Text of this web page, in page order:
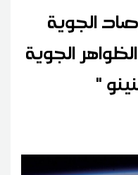
الجوية
الجوية
"